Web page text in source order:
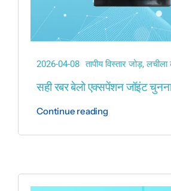
2026-04-08 तापीय विस्तार जोड़,
सही रबर बेलो एक्सपेंशन जॉइंट
Continue reading